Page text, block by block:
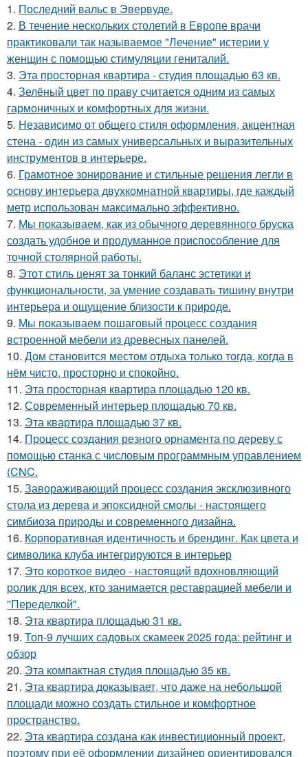
1. Последний вальс в Эвервуде.
2. В течение нескольких столетий в Европе врачи
практиковали так называемое "Лечение" истерии у
женщин с помощью стимуляции гениталий.
3. Эта просторная квартира - студия площадью 63 кв.
4. Зелёный цвет по праву считается одним из самых
гармоничных и комфортных для жизни.
5. Независимо от общего стиля оформления, акцентная
стена - один из самых универсальных и выразительных
инструментов в интерьере.
6. Грамотное зонирование и стильные решения легли в
основу интерьера двухкомнатной квартиры, где каждый
метр использован максимально эффективно.
7. Мы показываем, как из обычного деревянного бруска
создать удобное и продуманное приспособление для
точной столярной работы.
8. Этот стиль ценят за тонкий баланс эстетики и
функциональности, за умение создавать тишину внутри
интерьера и ощущение близости к природе.
9. Мы показываем пошаговый процесс создания
встроенной мебели из древесных панелей.
10. Дом становится местом отдыха только тогда, когда в
нём чисто, просторно и спокойно.
11. Эта просторная квартира площадью 120 кв.
12. Современный интерьер площадью 70 кв.
13. Эта квартира площадью 37 кв.
14. Процесс создания резного орнамента по дереву с
помощью станка с числовым программным управлением
(CNC.
15. Завораживающий процесс создания эксклюзивного
стола из дерева и эпоксидной смолы - настоящего
симбиоза природы и современного дизайна.
16. Корпоративная идентичность и брендинг. Как цвета и
символика клуба интегрируются в интерьер
17. Это короткое видео - настоящий вдохновляющий
ролик для всех, кто занимается реставрацией мебели и
"Переделкой".
18. Эта квартира площадью 31 кв.
19. Топ-9 лучших садовых скамеек 2025 года: рейтинг и
обзор
20. Эта компактная студия площадью 35 кв.
21. Эта квартира доказывает, что даже на небольшой
площади можно создать стильное и комфортное
пространство.
22. Эта квартира создана как инвестиционный проект,
поэтому при её оформлении дизайнер ориентировался